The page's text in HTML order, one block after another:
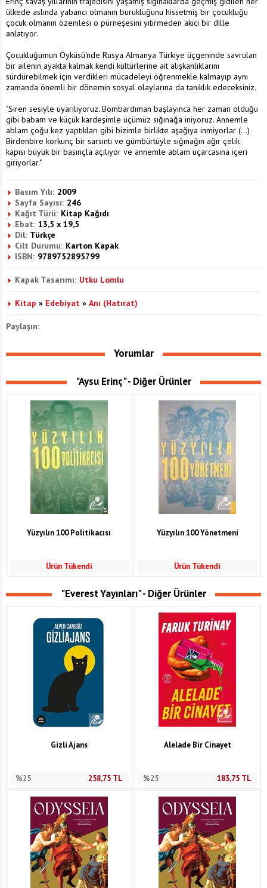
ülkede aslında yabancı olmanın burukluğunu hissetmiş bir çocukluğu
çocuk olmanın özenilesi o pürneşesini yitirmeden akıcı bir dille
anlatıyor.
Çocukluğumun Öyküsü'nde Rusya Almanya Türkiye üçgeninde savrulan
bir ailenin ayakta kalmak kendi kültürlerine ait alışkanlıklarını
sürdürebilmek için verdikleri mücadeleyi öğrenmekle kalmayıp aynı
zamanda önemli bir dönemin sosyal olaylarına da tanıklık edeceksiniz.
"Siren sesiyle uyarılıyoruz. Bombardıman başlayınca her zaman olduğu
gibi babam ve küçük kardeşimle üçümüz sığınağa iniyoruz. Annemle
ablam çoğu kez yaptıkları gibi bizimle birlikte aşağıya inmiyorlar (...)
Birdenbire korkunç bir sarsıntı ve gümbürtüyle sığınağın ağır çelik
kapısı büyük bir basınçla açılıyor ve annemle ablam uçarcasına içeri
giriyorlar."
Basım Yılı: 2009
Sayfa Sayısı: 246
Kağıt Türü: Kitap Kağıdı
Ebat: 13,5 x 19,5
Dil: Türkçe
Cilt Durumu: Karton Kapak
ISBN: 9789752895799
Kapak Tasarımı: Utku Lomlu
Kitap » Edebiyat » Anı (Hatırat)
Paylaşın:
Yorumlar
"Aysu Erinç" - Diğer Ürünler
Yüzyılın 100 Politikacısı
Ürün Tükendi
Yüzyılın 100 Yönetmeni
Ürün Tükendi
"Everest Yayınları" - Diğer Ürünler
Gizli Ajans
%25 258,75TL
Alelade Bir Cinayet
%25 183,75 TL